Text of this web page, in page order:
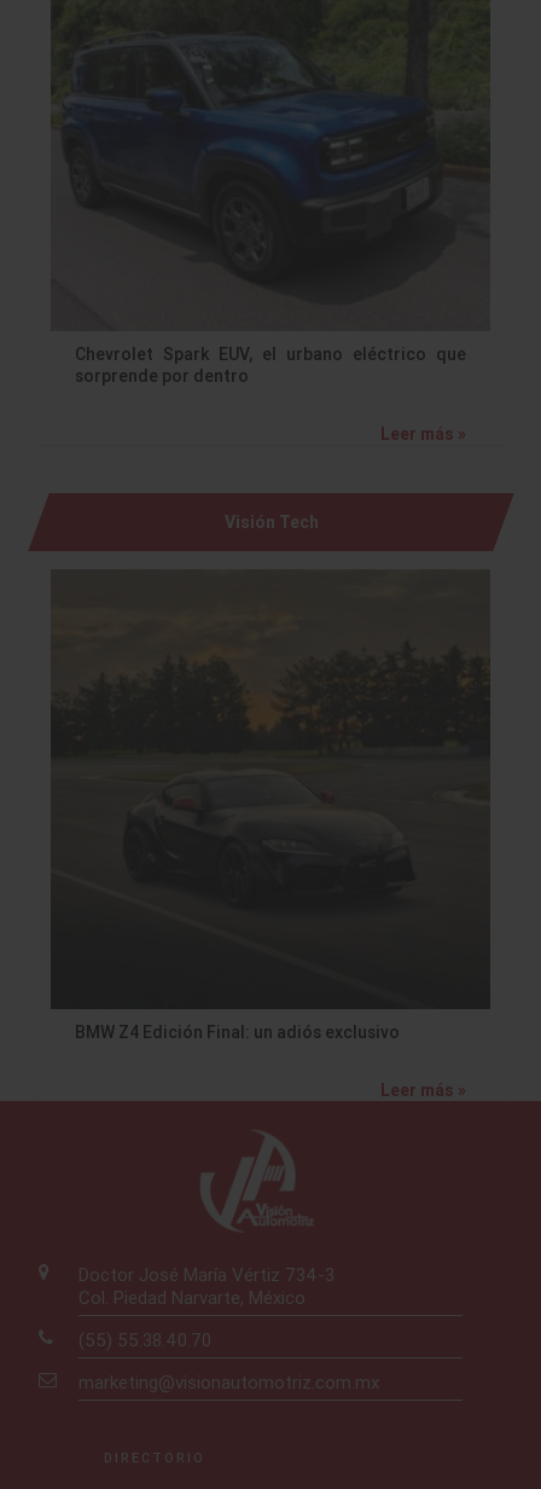
Chevrolet Spark EUV, el urbano eléctrico que
sorprende por dentro
Leer más »
Visión Tech
BMW Z4 Edición Final: un adiós exclusivo
Leer más »
Doctor José María Vértiz 734-3
Col. Piedad Narvarte, México
(55) 55.38.40.70
marketing@visionautomotriz.com.mx
DIRECTORIO